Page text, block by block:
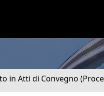
in Atti di Convegno